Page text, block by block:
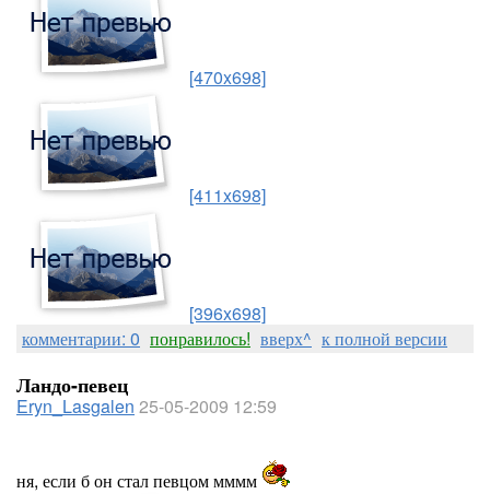
[470x698]
[411x698]
[396x698]
комментарии: 0 понравилось! вверх^ к полной версии
Ландо-певец
Eryn_Lasgalen 25-05-2009 12:59
ня, если б он стал певцом мммм